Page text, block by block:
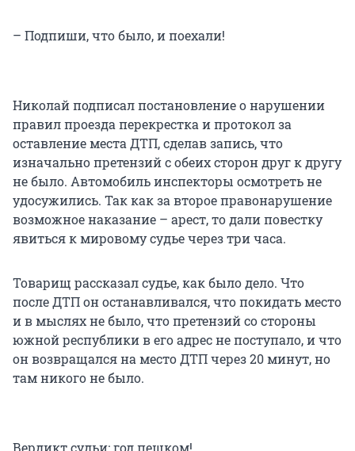
– Подпиши, что было, и поехали!
Николай подписал постановление о нарушении
правил проезда перекрестка и протокол за
оставление места ДТП, сделав запись, что
изначально претензий с обеих сторон друг к другу
не было. Автомобиль инспекторы осмотреть не
удосужились. Так как за второе правонарушение
возможное наказание – арест, то дали повестку
явиться к мировому судье через три часа.
Товарищ рассказал судье, как было дело. Что
после ДТП он останавливался, что покидать место
и в мыслях не было, что претензий со стороны
южной республики в его адрес не поступало, и что
он возвращался на место ДТП через 20 минут, но
там никого не было.
Вердикт судьи: год пешком!